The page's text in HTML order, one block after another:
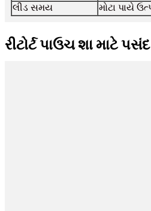
લીડ સમય
મોટા પાયે
રીટોર્ટ પાઉચ શા માટે